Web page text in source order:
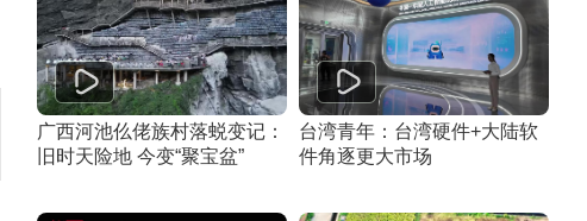
广西河池仫佬族村落蜕变记：
旧时天险地 今变“聚宝盆”
台湾青年：台湾硬件+大陆软
件角逐更大市场